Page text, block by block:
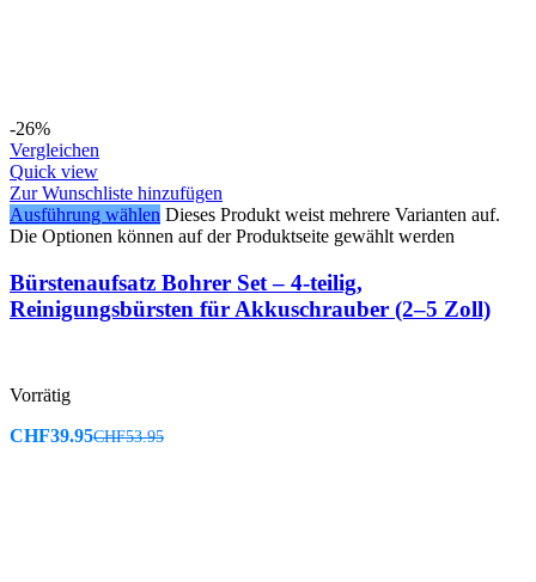
-26%
Vergleichen
Quick view
Zur Wunschliste hinzufügen
Ausführung wählen Dieses Produkt weist mehrere Varianten auf.
Die Optionen können auf der Produktseite gewählt werden
Bürstenaufsatz Bohrer Set – 4-teilig,
Reinigungsbürsten für Akkuschrauber (2–5 Zoll)
Vorrätig
CHF39.95CHF53.95